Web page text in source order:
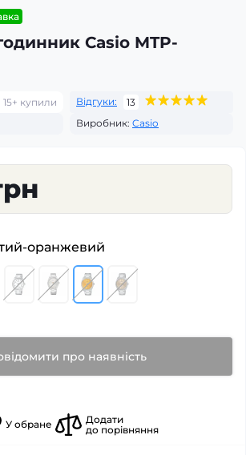
Casio MTP-
15+ купили Відгуки:
13
Виробник: Casio
оранжевий
про наявність
У обране
Додати
до порівняння